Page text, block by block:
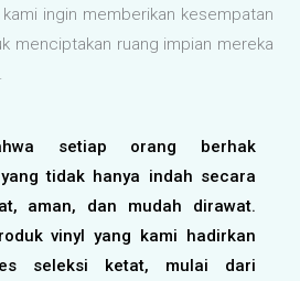
kami ingin memberikan kesempatan
menciptakan ruang impian mereka
setiap orang berhak
tidak hanya indah secara
aman, dan mudah dirawat.
vinyl yang kami hadirkan
seleksi ketat, mulai dari